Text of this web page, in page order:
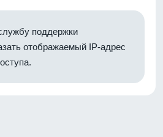
поддержки
отображаемый IP-адрес